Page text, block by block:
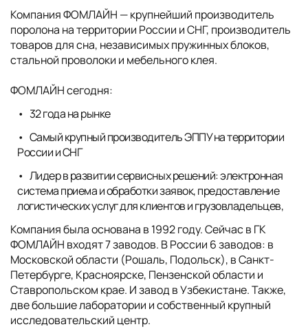
Компания ФОМЛАЙН — крупнейший производитель
поролона на территории России и СНГ, производитель
товаров для сна, независимых пружинных блоков,
стальной проволоки и мебельного клея.
ФОМЛАЙН сегодня:
32 года на рынке
Самый крупный производитель ЭППУ на территории
России и СНГ
Лидер в развитии сервисных решений: электронная
система приема и обработки заявок, предоставление
логистических услуг для клиентов и грузовладельцев,
Компания была основана в 1992 году. Сейчас в ГК
ФОМЛАЙН входят 7 заводов. В России 6 заводов: в
Московской области (Рошаль, Подольск), в Санкт-
Петербурге, Красноярске, Пензенской области и
Ставропольском крае. И завод в Узбекистане. Также,
две большие лаборатории и собственный крупный
исследовательский центр.